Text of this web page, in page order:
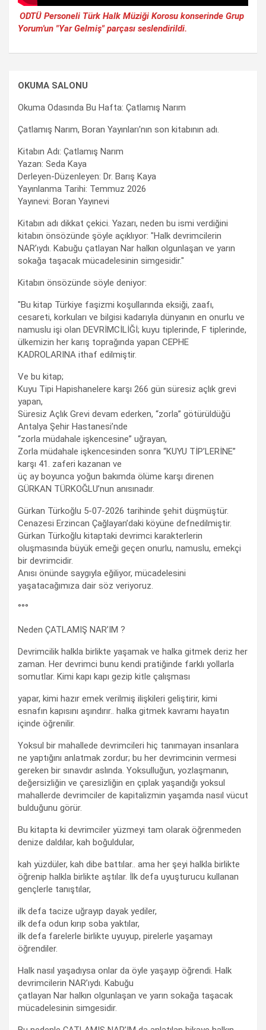
ODTÜ Personeli Türk Halk Müziği Korosu konserinde Grup
Yorum'un "Yar Gelmiş" parçası seslendirildi.
OKUMA SALONU
Okuma Odasında Bu Hafta: Çatlamış Narım
Çatlamış Narım, Boran Yayınları'nın son kitabının adı.
Kitabın Adı: Çatlamış Narım
Yazan: Seda Kaya
Derleyen-Düzenleyen: Dr. Barış Kaya
Yayınlanma Tarihi: Temmuz 2026
Yayınevi: Boran Yayınevi
Kitabın adı dikkat çekici. Yazarı, neden bu ismi verdiğini
kitabın önsözünde şöyle açıklıyor: "Halk devrimcilerin
NAR’ıydı. Kabuğu çatlayan Nar halkın olgunlaşan ve yarın
sokağa taşacak mücadelesinin simgesidir."
Kitabın önsözünde söyle deniyor:
"Bu kitap Türkiye faşizmi koşullarında eksiği, zaafı,
cesareti, korkuları ve bilgisi kadarıyla dünyanın en onurlu ve
namuslu işi olan DEVRİMCİLİĞİ; kuyu tiplerinde, F tiplerinde,
ülkemizin her karış toprağında yapan CEPHE
KADROLARINA ithaf edilmiştir.
Ve bu kitap;
Kuyu Tipi Hapishanelere karşı 266 gün süresiz açlık grevi
yapan,
Süresiz Açlık Grevi devam ederken, “zorla” götürüldüğü
Antalya Şehir Hastanesi’nde
“zorla müdahale işkencesine” uğrayan,
Zorla müdahale işkencesinden sonra “KUYU TİP’LERİNE”
karşı 41. zaferi kazanan ve
üç ay boyunca yoğun bakımda ölüme karşı direnen
GÜRKAN TÜRKOĞLU’nun anısınadır.
Gürkan Türkoğlu 5-07-2026 tarihinde şehit düşmüştür.
Cenazesi Erzincan Çağlayan’daki köyüne defnedilmiştir.
Gürkan Türkoğlu kitaptaki devrimci karakterlerin
oluşmasında büyük emeği geçen onurlu, namuslu, emekçi
bir devrimcidir.
Anısı önünde saygıyla eğiliyor, mücadelesini
yaşatacağımıza dair söz veriyoruz.
°°°
Neden ÇATLAMIŞ NAR’IM ?
Devrimcilik halkla birlikte yaşamak ve halka gitmek deriz her
zaman. Her devrimci bunu kendi pratiğinde farklı yollarla
somutlar. Kimi kapı kapı gezip kitle çalışması
yapar, kimi hazır emek verilmiş ilişkileri geliştirir, kimi
esnafın kapısını aşındırır.. halka gitmek kavramı hayatın
içinde öğrenilir.
Yoksul bir mahallede devrimcileri hiç tanımayan insanlara
ne yaptığını anlatmak zordur; bu her devrimcinin vermesi
gereken bir sınavdır aslında. Yoksulluğun, yozlaşmanın,
değersizliğin ve çaresizliğin en çıplak yaşandığı yoksul
mahallerde devrimciler de kapitalizmin yaşamda nasıl vücut
bulduğunu görür.
Bu kitapta ki devrimciler yüzmeyi tam olarak öğrenmeden
denize daldılar, kah boğuldular,
kah yüzdüler, kah dibe battılar.. ama her şeyi halkla birlikte
öğrenip halkla birlikte aştılar. İlk defa uyuşturucu kullanan
gençlerle tanıştılar,
ilk defa tacize uğrayıp dayak yediler,
ilk defa odun kırıp soba yaktılar,
ilk defa farelerle birlikte uyuyup, pirelerle yaşamayı
öğrendiler.
Halk nasıl yaşadıysa onlar da öyle yaşayıp öğrendi. Halk
devrimcilerin NAR’ıydı. Kabuğu
çatlayan Nar halkın olgunlaşan ve yarın sokağa taşacak
mücadelesinin simgesidir.